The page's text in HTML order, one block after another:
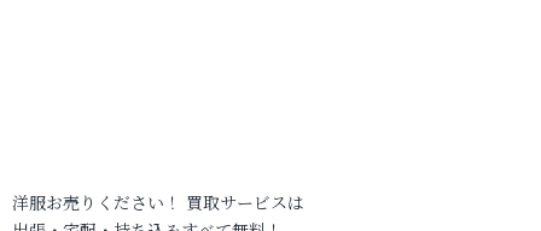
洋服お売りください！ 買取サービスは